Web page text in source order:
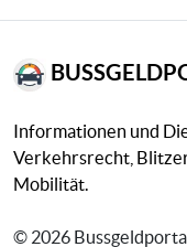
Informationen und
Verkehrsrecht,
Mobilität.
© 2026